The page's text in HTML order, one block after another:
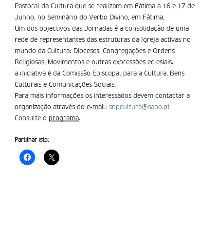
Pastoral da Cultura que se realizam em Fátima a 16 e 17 de
Junho, no Seminário do Verbo Divino, em Fátima.
Um dos objectivos das Jornadas é a consolidação de uma
rede de representantes das estruturas da Igreja activas no
mundo da Cultura: Dioceses, Congregações e Ordens
Religiosas, Movimentos e outras expressões eclesiais.
a iniciativa é da Comissão Episcopal para a Cultura, Bens
Culturais e Comunicações Sociais.
Para mais informações os interessados devem contactar a
organização através do e-mail: snpcultura@sapo.pt
Consulte o programa.
Partilhar isto: